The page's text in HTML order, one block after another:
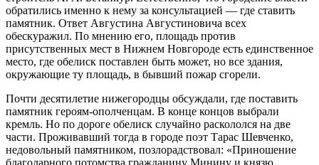
обратились именно к нему за консультацией — где ставить
памятник. Ответ Августина Августиновича всех
обескуражил. По мнению его, площадь против
присутственных мест в Нижнем Новгороде есть единственное
место, где обелиск поставлен быть может, но все здания,
окружающие ту площадь, в бывший пожар сгорели.
Почти десятилетие нижегородцы обсуждали, где поставить
памятник героям-ополченцам. В конце концов выбрали
кремль. Но по дороге обелиск случайно раскололся на две
части. Проживавший тогда в городе поэт Тарас Шевченко,
недовольный памятником, позлорадствовал: «Приношение